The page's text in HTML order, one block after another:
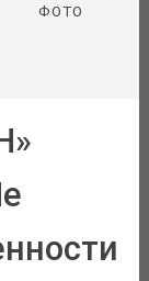
ФОТО